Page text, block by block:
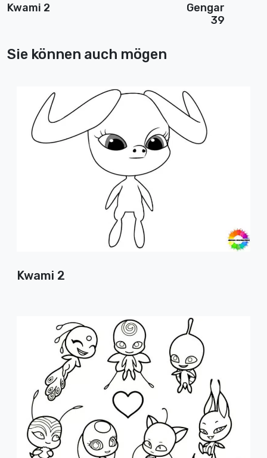
Kwami 2
Gengar
39
Sie können auch mögen
Kwami 2